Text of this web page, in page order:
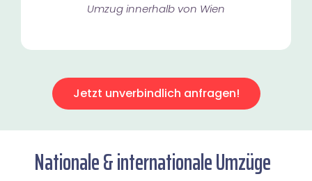
Umzug innerhalb von Wien​
Jetzt unverbindlich anfragen!
Nationale & internationale Umzüge